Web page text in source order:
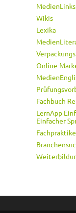
MedienLinks
Wikis
Lexika
Online-
Fachbuch
LernApp
Einfacher